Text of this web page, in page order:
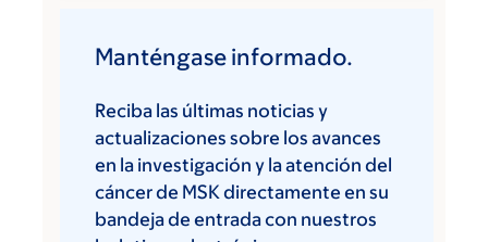
Manténgase informado.
Reciba las últimas noticias y
actualizaciones sobre los avances
en la investigación y la atención del
cáncer de MSK directamente en su
bandeja de entrada con nuestros